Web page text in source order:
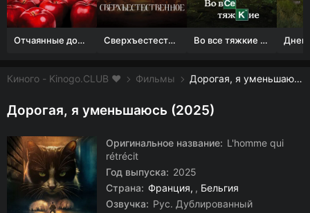
Отчаянные домохозяйки (1 сезон) Сверхъестественное Во все тяжкие 1-5 сезон
Киного - Kinogo.CLUB ❤️ Фильмы Дорогая, я уменьшаюсь смотреть онлайн бесплатно
Дорогая, я уменьшаюсь (2025)
Оригинальное название: L'homme qui
rétrécit
Год выпуска: 2025
Страна: Франция , Бельгия
Озвучка: Рус. Дублированный